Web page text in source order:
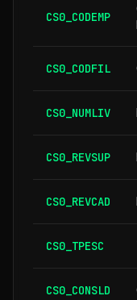
CS0_CODEMP
CS0_CODFIL
CS0_NUMLIV
CS0_REVSUP
CS0_REVCAD
CS0_TPESC
CS0_CONSLD